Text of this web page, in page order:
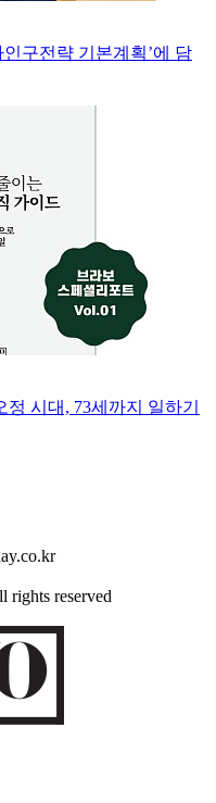
구전략 기본계획’에 담
정 시대, 73세까지 일하기
rights reserved